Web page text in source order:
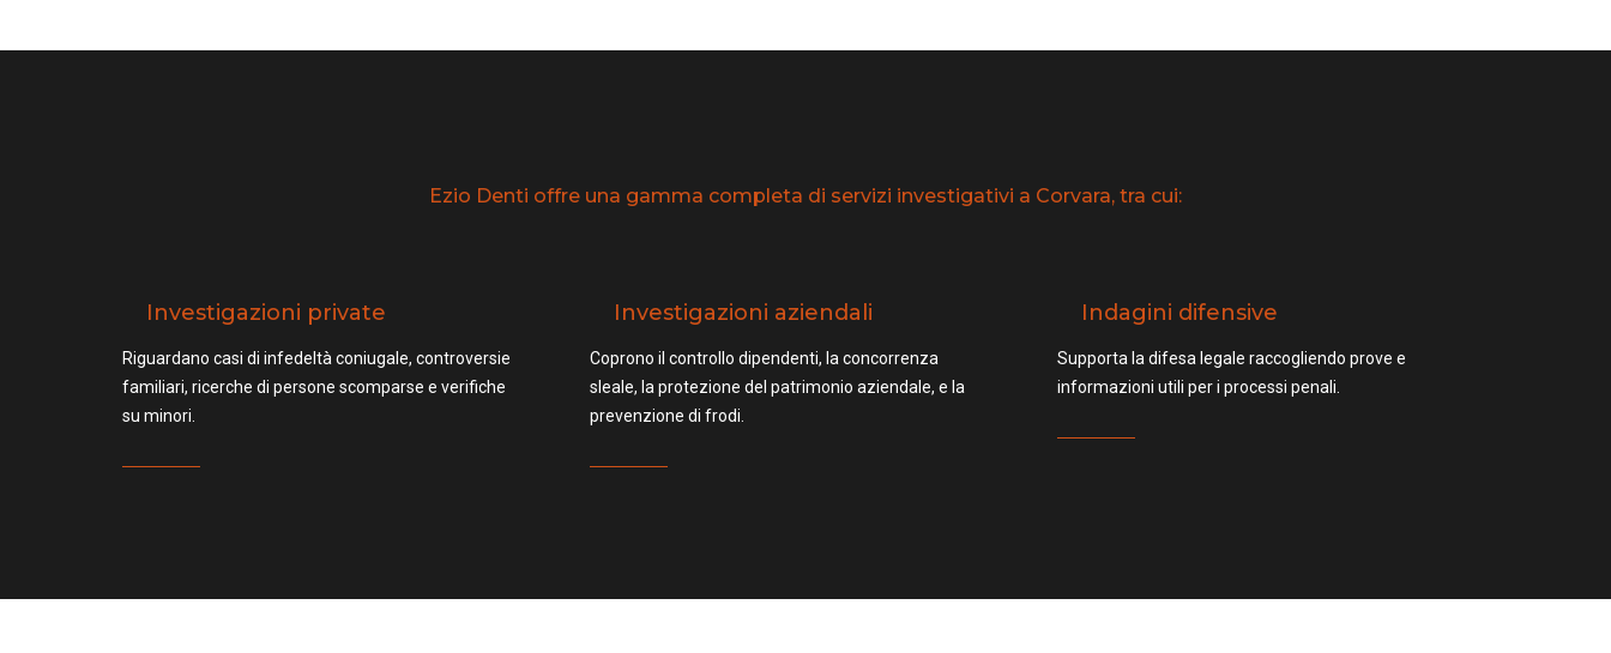
Ezio Denti offre una gamma completa di servizi investigativi a Corvara, tra cui:
Investigazioni private
Riguardano casi di infedeltà coniugale, controversie
familiari, ricerche di persone scomparse e verifiche
su minori.
Investigazioni aziendali
Coprono il controllo dipendenti, la concorrenza
sleale, la protezione del patrimonio aziendale, e la
prevenzione di frodi.
Indagini difensive
Supporta la difesa legale raccogliendo prove e
informazioni utili per i processi penali.